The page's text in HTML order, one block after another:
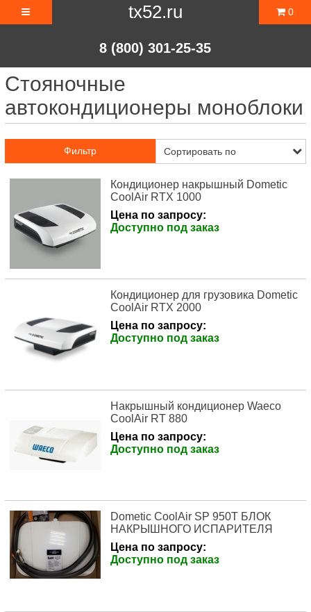
tx52.ru
8 (800) 301-25-35
0
Стояночные
автокондиционеры моноблоки
Фильтр
Кондиционер накрышный Dometic
CoolAir RTX 1000
Цена по запросу:
Доступно под заказ
Кондиционер для грузовика Dometic
CoolAir RTX 2000
Цена по запросу:
Доступно под заказ
Накрышный кондиционер Waeco
CoolAir RT 880
Цена по запросу:
Доступно под заказ
Dometic CoolAir SP 950T БЛОК
НАКРЫШНОГО ИСПАРИТЕЛЯ
Цена по запросу:
Доступно под заказ